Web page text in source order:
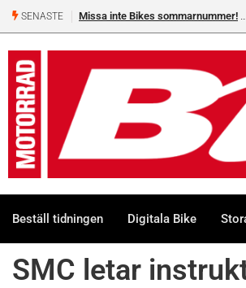
SENASTE Missa inte Bikes sommarnummer!
Beställ tidningen Digitala Bike
SMC letar